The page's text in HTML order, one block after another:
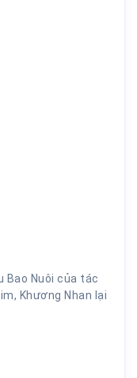
Bao Nuôi của tác
Khương Nhan lại